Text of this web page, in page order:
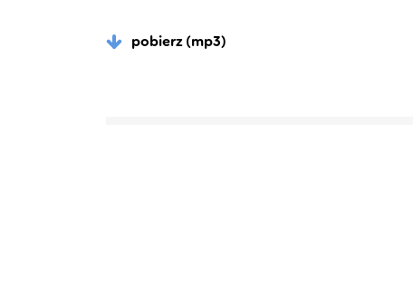
pobierz (mp3)